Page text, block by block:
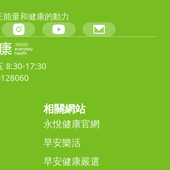
量和健康的動力
8:30-17:30
相關網站
永悅健康官網
早安樂活
早安健康嚴選